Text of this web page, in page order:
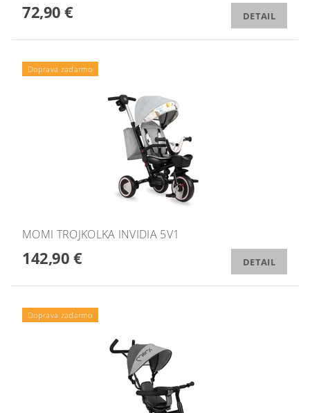
72,90 € DETAIL
Doprava zadarmo
MOMI TROJKOLKA INVIDIA 5V1
142,90 € DETAIL
Doprava zadarmo